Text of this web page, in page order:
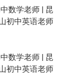
数学老师 | 昆
初中英语老师
数学老师 | 昆
初中英语老师